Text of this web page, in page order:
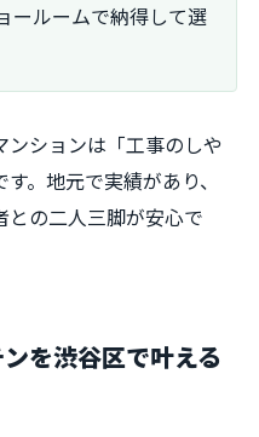
ールームで納得して選
ションは「工事のしや
。地元で実績があり、
との二人三脚が安心で
を渋谷区で叶える